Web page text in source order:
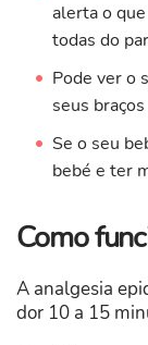
alerta o
todas do
Pode ver o
seus
Se o seu
bebé e ter
Como
A analgesia
dor 10 a 15